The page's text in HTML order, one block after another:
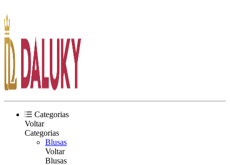
Categorias
Voltar
Categorias
Blusas
Voltar
Blusas